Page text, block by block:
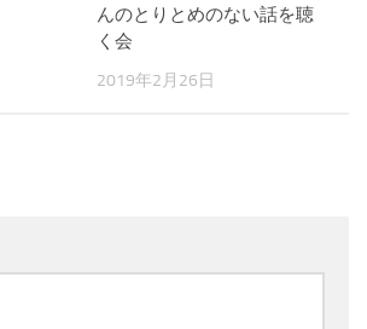
んのとりとめのない話を聴
く会
2019年2月26日